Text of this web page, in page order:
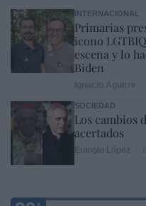
INTERNACIONAL
Primarias
icono
escena y lo
Biden
SOCIEDAD
Los cambios
acertados